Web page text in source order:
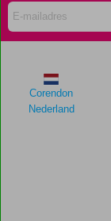
worden
meer
om
de
relevantie
Corendon
Nederland